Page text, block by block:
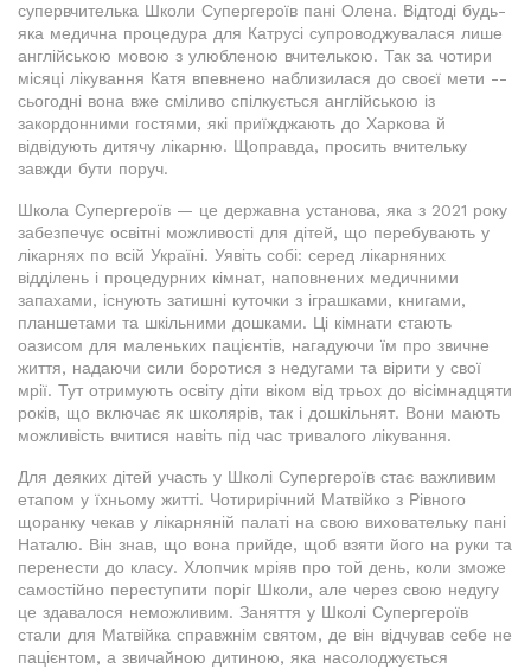
супервчителька Школи Супергероїв пані Олена. Відтоді будь-
яка медична процедура для Катрусі супроводжувалася лише
англійською мовою з улюбленою вчителькою. Так за чотири
місяці лікування Катя впевнено наблизилася до своєї мети --
сьогодні вона вже сміливо спілкується англійською із
закордонними гостями, які приїжджають до Харкова й
відвідують дитячу лікарню. Щоправда, просить вчительку
завжди бути поруч.
Школа Супергероїв — це державна установа, яка з 2021 року
забезпечує освітні можливості для дітей, що перебувають у
лікарнях по всій Україні. Уявіть собі: серед лікарняних
відділень і процедурних кімнат, наповнених медичними
запахами, існують затишні куточки з іграшками, книгами,
планшетами та шкільними дошками. Ці кімнати стають
оазисом для маленьких пацієнтів, нагадуючи їм про звичне
життя, надаючи сили боротися з недугами та вірити у свої
мрії. Тут отримують освіту діти віком від трьох до вісімнадцяти
років, що включає як школярів, так і дошкільнят. Вони мають
можливість вчитися навіть під час тривалого лікування.
Для деяких дітей участь у Школі Супергероїв стає важливим
етапом у їхньому житті. Чотирирічний Матвійко з Рівного
щоранку чекав у лікарняній палаті на свою виховательку пані
Наталю. Він знав, що вона прийде, щоб взяти його на руки та
перенести до класу. Хлопчик мріяв про той день, коли зможе
самостійно переступити поріг Школи, але через свою недугу
це здавалося неможливим. Заняття у Школі Супергероїв
стали для Матвійка справжнім святом, де він відчував себе не
пацієнтом, а звичайною дитиною, яка насолоджується